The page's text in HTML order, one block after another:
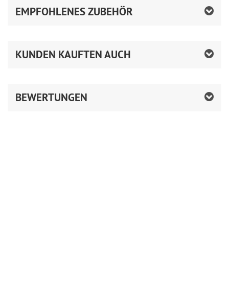
EMPFOHLENES ZUBEHÖR
KUNDEN KAUFTEN AUCH
BEWERTUNGEN